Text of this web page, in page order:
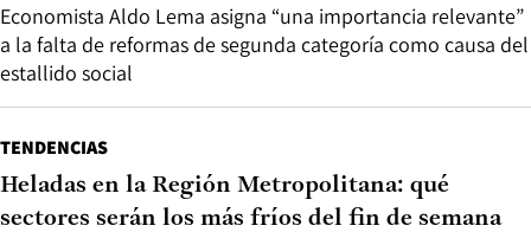
Economista Aldo Lema asigna “una importancia relevante”
a la falta de reformas de segunda categoría como causa del
estallido social
TENDENCIAS
Heladas en la Región Metropolitana: qué
sectores serán los más fríos del fin de semana